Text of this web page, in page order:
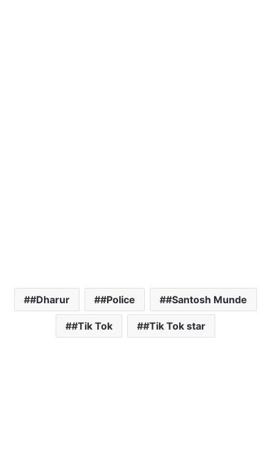
#Dharur #Police #Santosh Munde
#Tik Tok #Tik Tok star